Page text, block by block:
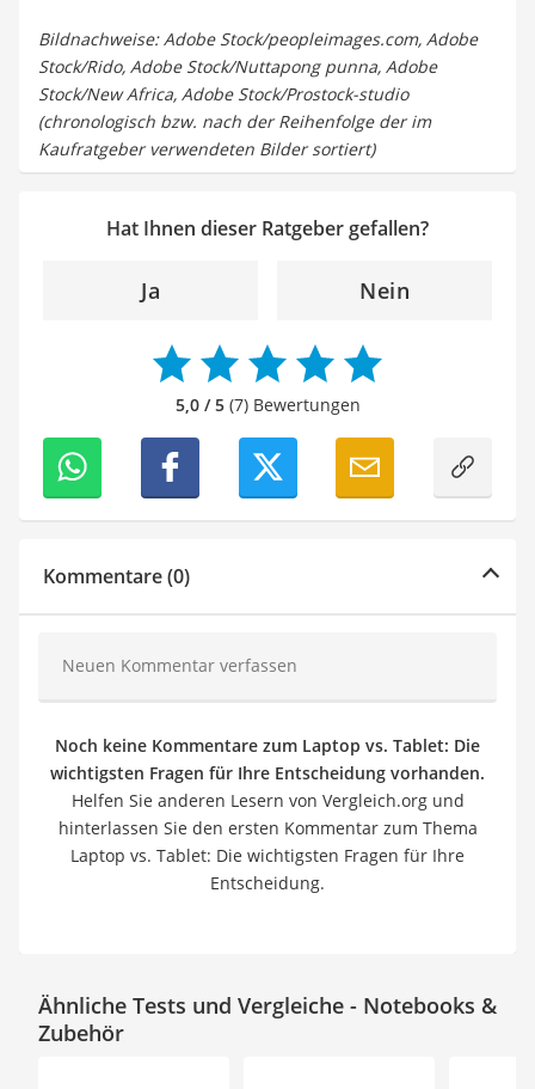
Bildnachweise: Adobe Stock/peopleimages.com, Adobe
Stock/Rido, Adobe Stock/Nuttapong punna, Adobe
Stock/New Africa, Adobe Stock/Prostock-studio
(chronologisch bzw. nach der Reihenfolge der im
Kaufratgeber verwendeten Bilder sortiert)
Hat Ihnen dieser Ratgeber gefallen?
Ja Nein
5,0 / 5(7) Bewertungen
Kommentare (0)
Neuen Kommentar verfassen
Noch keine Kommentare zum Laptop vs. Tablet: Die
wichtigsten Fragen für Ihre Entscheidung vorhanden.
Helfen Sie anderen Lesern von Vergleich.org und
hinterlassen Sie den ersten Kommentar zum Thema
Laptop vs. Tablet: Die wichtigsten Fragen für Ihre
Entscheidung.
Ähnliche Tests und Vergleiche - Notebooks &
Zubehör